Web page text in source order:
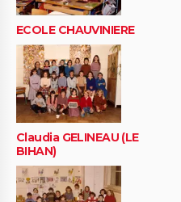
ECOLE CHAUVINIERE
Claudia GELINEAU (LE
BIHAN)